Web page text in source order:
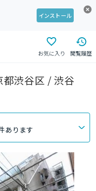
インストール
お気に入り 閲覧履歴
渋谷区 / 渋谷
あります